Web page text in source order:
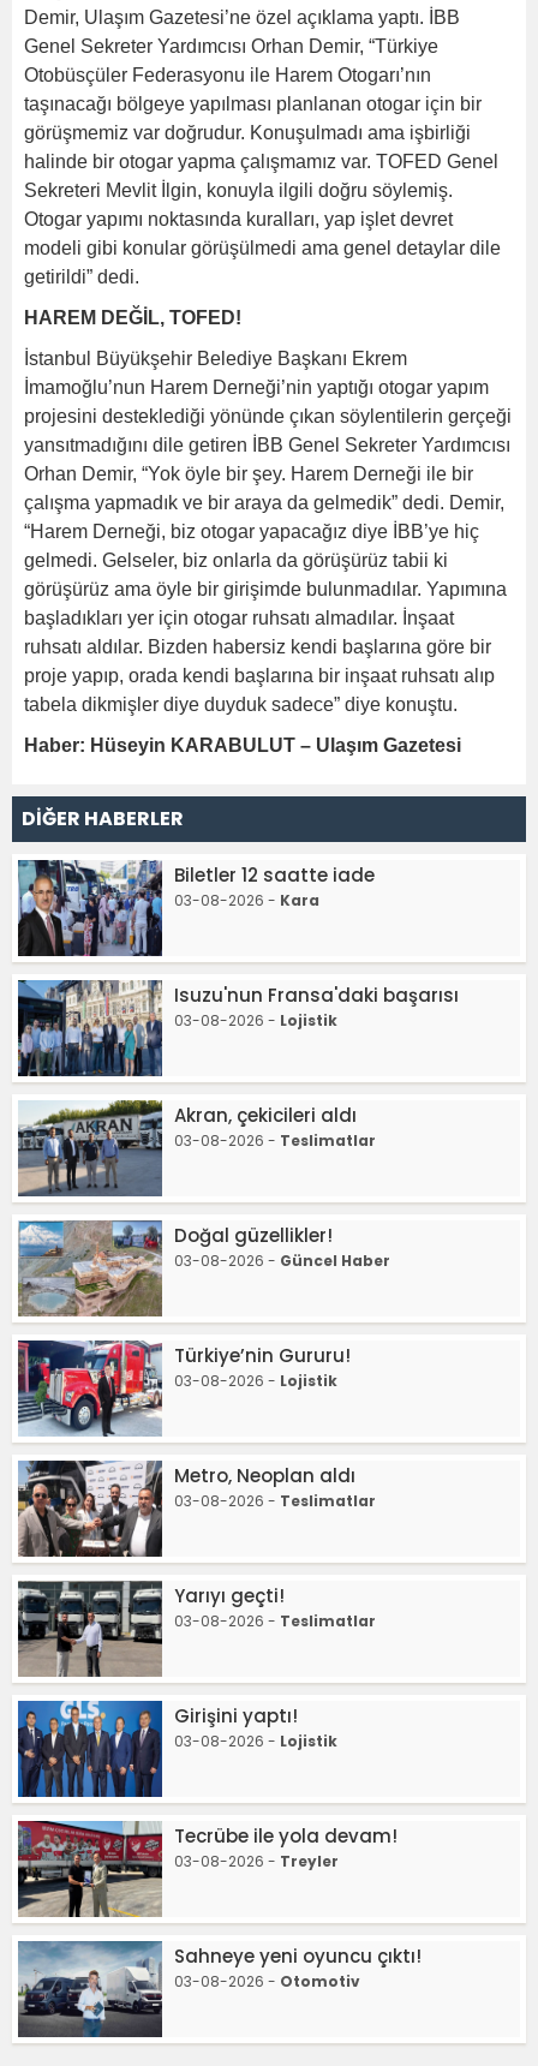
Demir, Ulaşım Gazetesi’ne özel açıklama yaptı. İBB
Genel Sekreter Yardımcısı Orhan Demir, “Türkiye
Otobüsçüler Federasyonu ile Harem Otogarı’nın
taşınacağı bölgeye yapılması planlanan otogar için bir
görüşmemiz var doğrudur. Konuşulmadı ama işbirliği
halinde bir otogar yapma çalışmamız var. TOFED Genel
Sekreteri Mevlit İlgin, konuyla ilgili doğru söylemiş.
Otogar yapımı noktasında kuralları, yap işlet devret
modeli gibi konular görüşülmedi ama genel detaylar dile
getirildi” dedi.
HAREM DEĞİL, TOFED!
İstanbul Büyükşehir Belediye Başkanı Ekrem
İmamoğlu’nun Harem Derneği’nin yaptığı otogar yapım
projesini desteklediği yönünde çıkan söylentilerin gerçeği
yansıtmadığını dile getiren İBB Genel Sekreter Yardımcısı
Orhan Demir, “Yok öyle bir şey. Harem Derneği ile bir
çalışma yapmadık ve bir araya da gelmedik” dedi. Demir,
“Harem Derneği, biz otogar yapacağız diye İBB’ye hiç
gelmedi. Gelseler, biz onlarla da görüşürüz tabii ki
görüşürüz ama öyle bir girişimde bulunmadılar. Yapımına
başladıkları yer için otogar ruhsatı almadılar. İnşaat
ruhsatı aldılar. Bizden habersiz kendi başlarına göre bir
proje yapıp, orada kendi başlarına bir inşaat ruhsatı alıp
tabela dikmişler diye duyduk sadece” diye konuştu.
Haber: Hüseyin KARABULUT – Ulaşım Gazetesi
DİĞER HABERLER
Biletler 12 saatte iade
03-08-2026 - Kara
Isuzu'nun Fransa'daki başarısı
03-08-2026 - Lojistik
Akran, çekicileri aldı
03-08-2026 - Teslimatlar
Doğal güzellikler!
03-08-2026 - Güncel Haber
Türkiye’nin Gururu!
03-08-2026 - Lojistik
Metro, Neoplan aldı
03-08-2026 - Teslimatlar
Yarıyı geçti!
03-08-2026 - Teslimatlar
Girişini yaptı!
03-08-2026 - Lojistik
Tecrübe ile yola devam!
03-08-2026 - Treyler
Sahneye yeni oyuncu çıktı!
03-08-2026 - Otomotiv